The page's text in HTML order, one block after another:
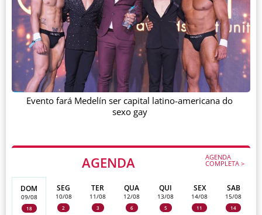
AGENDA AGENDA
COMPLETA >
DOM
09/08
18
SEG
10/08
2
TER
11/08
3
QUA
12/08
6
QUI
13/08
5
SEX
14/08
11
SAB
15/08
14
Evento fará Medelín ser capital latino-americana do
sexo gay